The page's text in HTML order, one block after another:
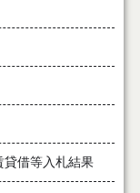
借等入札結果